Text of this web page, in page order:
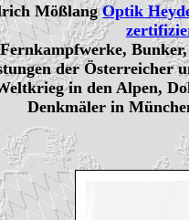
MößlangOptik
Fernkampfwerke,
der Österreicher
in den Alpen,
Denkmäler in